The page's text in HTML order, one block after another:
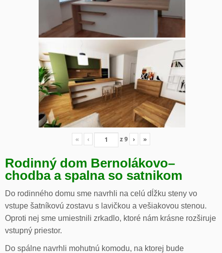
« ‹ z9 › »
Rodinný dom Bernolákovo–
chodba a spalna so satnikom
Do rodinného domu sme navrhli na celú dĺžku steny vo
vstupe šatníkovú zostavu s lavičkou a vešiakovou stenou.
Oproti nej sme umiestnili zrkadlo, ktoré nám krásne rozširuje
vstupný priestor.
Do spálne navrhli mohutnú komodu, na ktorej bude